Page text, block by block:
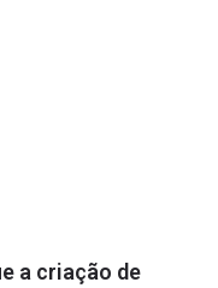
a criação de